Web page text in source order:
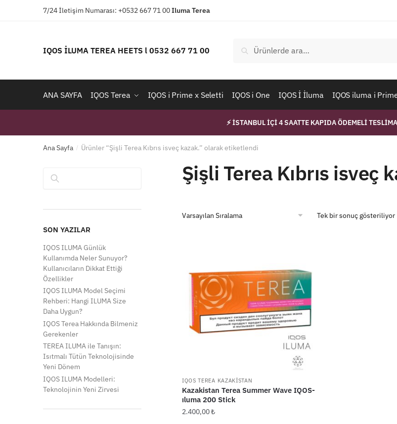
7/24 İletişim Numarası: +0532 667 71 00IlumaTerea
IQOS İLUMA TEREA HEETS l 0532 667 71 00 Ara
ANA SAYFA IQOS Terea IQOS i Prime x Seletti IQOS i One IQOS İ İluma IQOS iluma i
⚡ İSTANBUL İÇİ 4 SAATTE KAPIDA ÖDEMELİ
Ana Sayfa / Ürünler “Şişli Terea Kıbrıs isveç kazak.” olarak etiketlendi
Şişli Terea Kıbrıs isveç
Tek bir sonuç gösteriliyor
IQOS TEREA KAZAKİSTAN
Kazakistan Terea Summer Wave IQOS-
ıluma 200 Stick
2.400,00₺
SON YAZILAR
IQOS ILUMA Günlük
Kullanımda Neler Sunuyor?
Kullanıcıların Dikkat Ettiği
Özellikler
IQOS ILUMA Model Seçimi
Rehberi: Hangi ILUMA Size
Daha Uygun?
IQOS Terea Hakkında Bilmeniz
Gerekenler
TEREA ILUMA ile Tanışın:
Isıtmalı Tütün Teknolojisinde
Yeni Dönem
IQOS ILUMA Modelleri:
Teknolojinin Yeni Zirvesi